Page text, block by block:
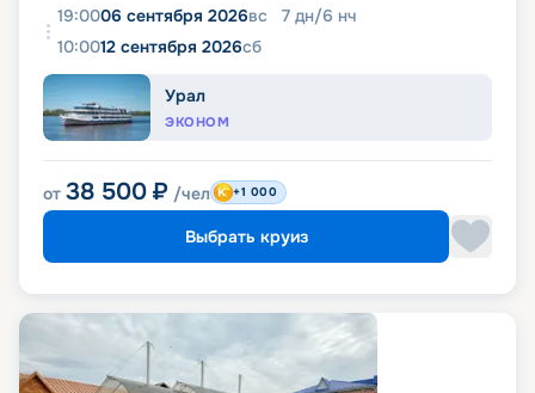
19:0006 сентября 2026вс 7 дн/6 нч
10:0012 сентября 2026сб
Урал
ЭКОНОМ
от 38 500 ₽ /чел +1 000
Выбрать круиз